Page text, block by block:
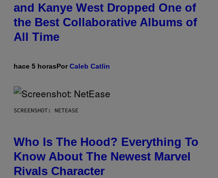
and Kanye West Dropped One of
the Best Collaborative Albums of
All Time
hace 5 horasPorCaleb Catlin
SCREENSHOT: NETEASE
Who Is The Hood? Everything To
Know About The Newest Marvel
Rivals Character